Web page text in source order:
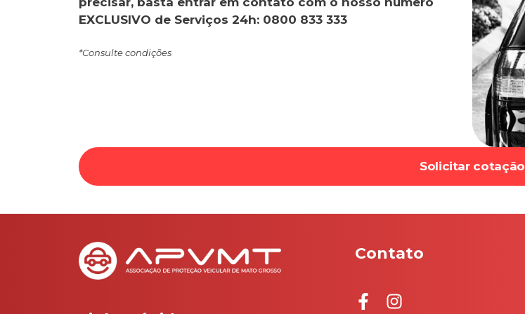
EXCLUSIVO de Serviços 24h: 0800 833 333
*Consulte condições
Solicitar cotação
Contato